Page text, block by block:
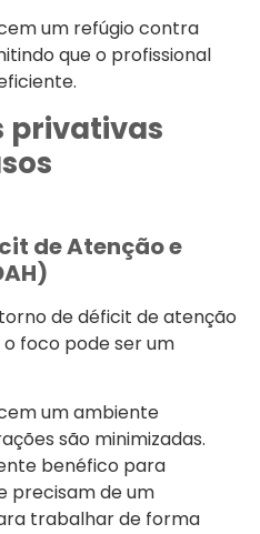
um refúgio contra
que o profissional
privativas
de Atenção e
de déficit de atenção
foco pode ser um
um ambiente
são minimizadas.
benéfico para
precisam de um
trabalhar de forma